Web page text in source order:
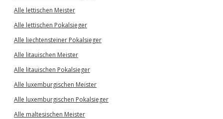
Alle lettischen Meister
Alle lettischen Pokalsieger
Alle liechtensteiner Pokalsieger
Alle litauischen Meister
Alle litauischen Pokalsieger
Alle luxemburgischen Meister
Alle luxemburgischen Pokalsieger
Alle maltesischen Meister